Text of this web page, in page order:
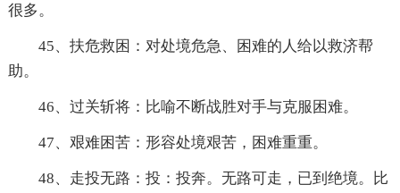
很多。
45、扶危救困：对处境危急、困难的人给以救济帮
助。
46、过关斩将：比喻不断战胜对手与克服困难。
47、艰难困苦：形容处境艰苦，困难重重。
48、走投无路：投：投奔。无路可走，已到绝境。比